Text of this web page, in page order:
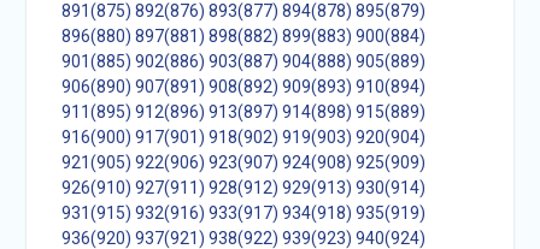
891(875) 892(876) 893(877) 894(878) 895(879)
896(880) 897(881) 898(882) 899(883) 900(884)
901(885) 902(886) 903(887) 904(888) 905(889)
906(890) 907(891) 908(892) 909(893) 910(894)
911(895) 912(896) 913(897) 914(898) 915(889)
916(900) 917(901) 918(902) 919(903) 920(904)
921(905) 922(906) 923(907) 924(908) 925(909)
926(910) 927(911) 928(912) 929(913) 930(914)
931(915) 932(916) 933(917) 934(918) 935(919)
936(920) 937(921) 938(922) 939(923) 940(924)